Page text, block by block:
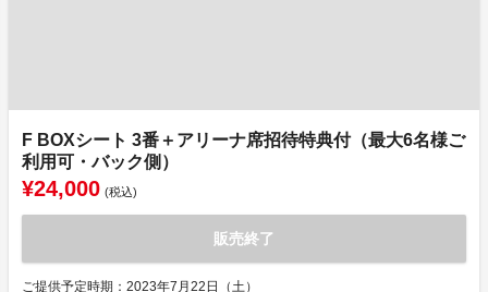
F BOXシート 3番＋アリーナ席招待特典付（最大6名様ご
利用可・バック側）
¥24,000 (税込)
販売終了
ご提供予定時期：2023年7月22日（土）